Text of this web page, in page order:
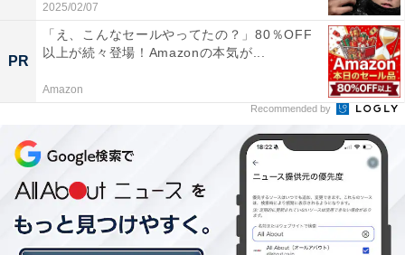
2025/02/07
PR
「え、こんなセールやってたの？」80％OFF
以上が続々登場！Amazonの本気が...
Amazon
Recommended by